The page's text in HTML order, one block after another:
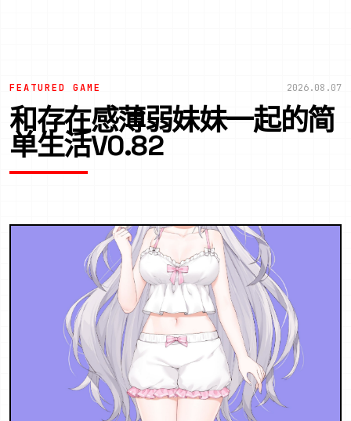
FEATURED GAME 2026.08.07
和存在感薄弱妹妹一起的简
单生活V0.82